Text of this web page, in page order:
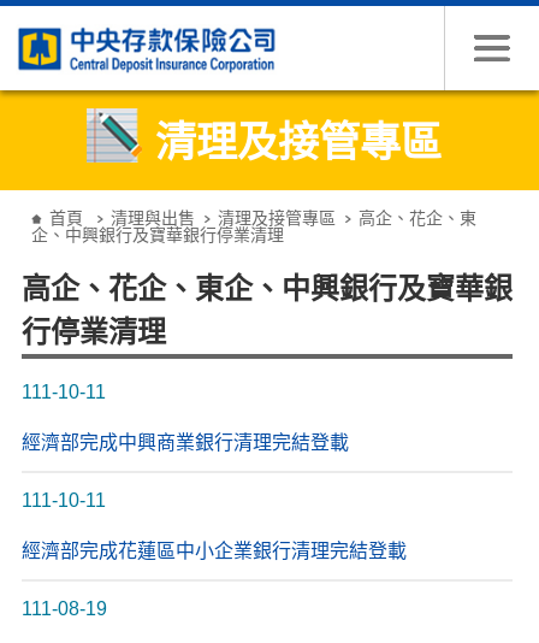
清理及接管專區
首頁 清理與出售 清理及接管專區
高企、花企、東
企、中興銀行及寶華銀行停業清理
高企、花企、東企、中興銀行及寶華銀
行停業清理
111-10-11
經濟部完成中興商業銀行清理完結登載
111-10-11
經濟部完成花蓮區中小企業銀行清理完結登載
111-08-19